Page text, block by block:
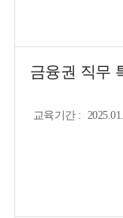
금융권 직무
교육기간: